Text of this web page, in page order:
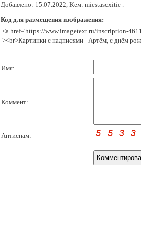
Добавлено: 15.07.2022, Кем: miestascxitie .
Код для размещения изображения:
<a href='https://www.imagetext.ru/inscription-
><br>Картинки с надписями - Артём, с днём
Имя:
Коммент:
Антиспам: